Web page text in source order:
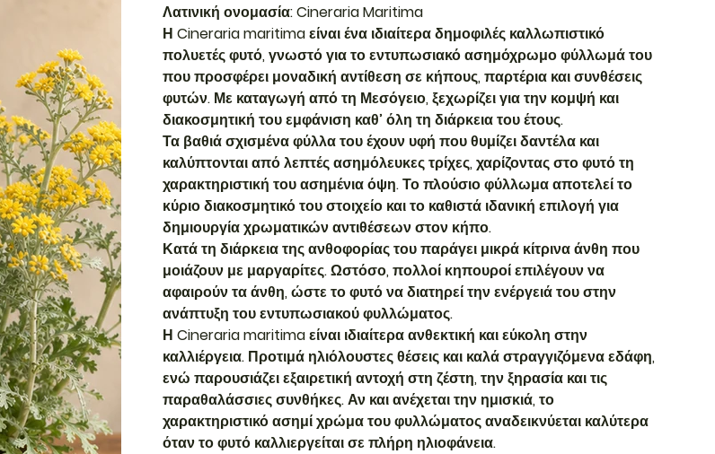
Λατινική ονομασία: Cineraria Maritima
Η Cineraria maritima είναι ένα ιδιαίτερα δημοφιλές καλλωπιστικό
πολυετές φυτό, γνωστό για το εντυπωσιακό ασημόχρωμο φύλλωμά του
που προσφέρει μοναδική αντίθεση σε κήπους, παρτέρια και συνθέσεις
φυτών. Με καταγωγή από τη Μεσόγειο, ξεχωρίζει για την κομψή και
διακοσμητική του εμφάνιση καθ’ όλη τη διάρκεια του έτους.
Τα βαθιά σχισμένα φύλλα του έχουν υφή που θυμίζει δαντέλα και
καλύπτονται από λεπτές ασημόλευκες τρίχες, χαρίζοντας στο φυτό τη
χαρακτηριστική του ασημένια όψη. Το πλούσιο φύλλωμα αποτελεί το
κύριο διακοσμητικό του στοιχείο και το καθιστά ιδανική επιλογή για
δημιουργία χρωματικών αντιθέσεων στον κήπο.
Κατά τη διάρκεια της ανθοφορίας του παράγει μικρά κίτρινα άνθη που
μοιάζουν με μαργαρίτες. Ωστόσο, πολλοί κηπουροί επιλέγουν να
αφαιρούν τα άνθη, ώστε το φυτό να διατηρεί την ενέργειά του στην
ανάπτυξη του εντυπωσιακού φυλλώματος.
Η Cineraria maritima είναι ιδιαίτερα ανθεκτική και εύκολη στην
καλλιέργεια. Προτιμά ηλιόλουστες θέσεις και καλά στραγγιζόμενα εδάφη,
ενώ παρουσιάζει εξαιρετική αντοχή στη ζέστη, την ξηρασία και τις
παραθαλάσσιες συνθήκες. Αν και ανέχεται την ημισκιά, το
χαρακτηριστικό ασημί χρώμα του φυλλώματος αναδεικνύεται καλύτερα
όταν το φυτό καλλιεργείται σε πλήρη ηλιοφάνεια.